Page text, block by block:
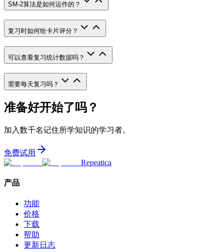
SM-2算法是如何运作的？
复习时如何给卡片评分？
可以查看复习统计数据吗？
需要每天复习吗？
准备好开始了吗？
加入数千名记住所学知识的学习者。
免费试用
Repeatica
产品
功能
价格
下载
帮助
更新日志